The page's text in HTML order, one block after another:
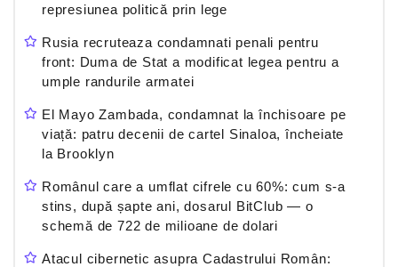
represiunea politică prin lege
Rusia recruteaza condamnati penali pentru
front: Duma de Stat a modificat legea pentru a
umple randurile armatei
El Mayo Zambada, condamnat la închisoare pe
viață: patru decenii de cartel Sinaloa, încheiate
la Brooklyn
Românul care a umflat cifrele cu 60%: cum s-a
stins, după șapte ani, dosarul BitClub — o
schemă de 722 de milioane de dolari
Atacul cibernetic asupra Cadastrului Român: